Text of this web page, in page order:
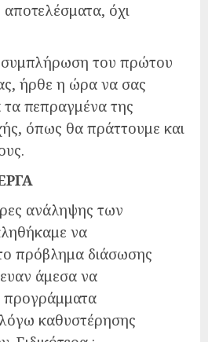
όχι
του πρώτου
ήρθε η ώρα να σας
πεπραγμένα της
όπως θα πράττουμε και
ανάληψης των
να
πρόβλημα διάσωσης
άμεσα να
καθυστέρησης